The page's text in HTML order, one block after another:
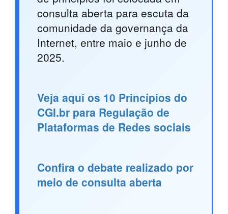
consulta aberta para escuta da
comunidade da governança da
Internet, entre maio e junho de
2025.
Veja aqui os 10 Princípios do
CGI.br para Regulação de
Plataformas de Redes sociais
Confira o debate realizado por
meio de consulta aberta